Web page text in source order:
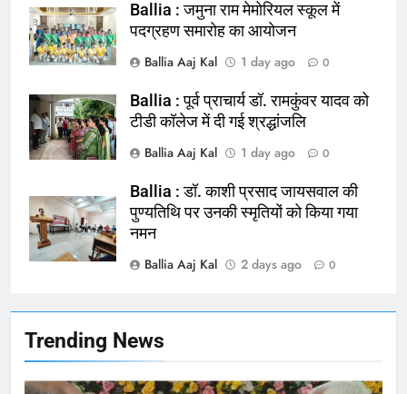
Trending News
164
चिकित्सक, किया प्रदर्शन
NATIONAL बलिया
165
बलिया को मिलेगी नई ट्रेन की सौगात
NATIONAL बलिया
166
फांसी लगाकर दी जान
NATIONAL
167
Ballia : जमुना राम मेमोरियल स्कूल में
पदग्रहण समारोह का आयोजन
Ballia Aaj Kal
1 day ago 0
Ballia : पूर्व प्राचार्य डॉ. रामकुंवर यादव को
टीडी कॉलेज में दी गई श्रद्धांजलि
Ballia Aaj Kal
1 day ago 0
Ballia : डॉ. काशी प्रसाद जायसवाल की
पुण्यतिथि पर उनकी स्मृतियों को किया गया
नमन
Ballia Aaj Kal
2 days ago 0